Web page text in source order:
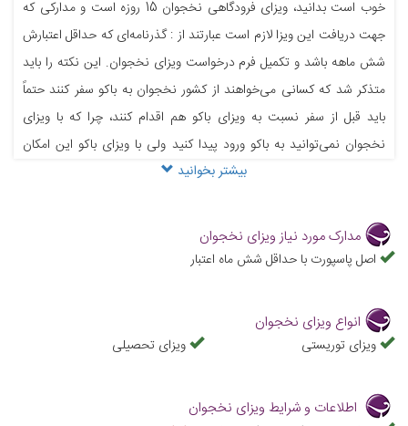
خوب است بدانید، ویزای فرودگاهی نخجوان 15 روزه است و مدارکی که
جهت دریافت این ویزا لازم است عبارتند از : گذرنامه‌ای که حداقل اعتبارش
شش ماهه باشد و تکمیل فرم درخواست ویزای نخجوان. این نکته را باید
متذکر شد که کسانی می‌خواهند از کشور نخجوان به باکو سفر کنند حتماً
باید قبل از سفر نسبت به ویزای باکو هم اقدام کنند، چرا که با ویزای
نخجوان نمی‌توانید به باکو ورود پیدا کنید ولی با ویزای باکو این امکان
برایتان وجود دارد که به کشور نخجوان سفر کنید. برای اطلاعات جامع و
در تماس باشید یا می‌توانید برای رزرو هتل و بلیط های پروازی به نخجوان
با همکاران ما در بخش خارجی ارتباط برقرار کنید.
بیشتر بخوانید
مدارک مورد نیاز ویزای نخجوان
اصل پاسپورت با حداقل شش ماه اعتبار
انواع ویزای نخجوان
ویزای توریستی ویزای تحصیلی
اطلاعات و شرایط ویزای نخجوان